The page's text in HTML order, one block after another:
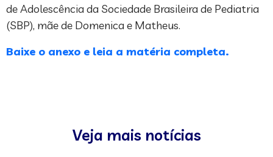
de Adolescência da Sociedade Brasileira de Pediatria
(SBP), mãe de Domenica e Matheus.
Baixe o anexo e leia a matéria completa.
Veja mais notícias